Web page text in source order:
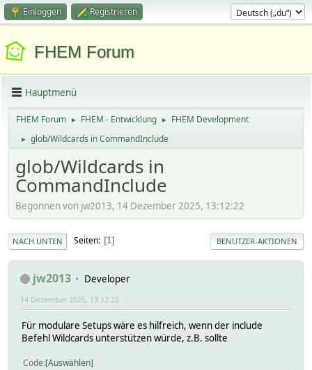
Einloggen Registrieren
FHEM Forum
Hauptmenü
FHEM Forum ► FHEM - Entwicklung ► FHEM Development
► glob/Wildcards in CommandInclude
glob/Wildcards in
CommandInclude
Begonnen von jw2013, 14 Dezember 2025, 13:12:22
NACH UNTEN Seiten 1 BENUTZER-AKTIONEN
jw2013 Developer
14 Dezember 2025, 13:12:22
Für modulare Setups wäre es hilfreich, wenn der include
Befehl Wildcards unterstützen würde, z.B. sollte
Code Auswählen